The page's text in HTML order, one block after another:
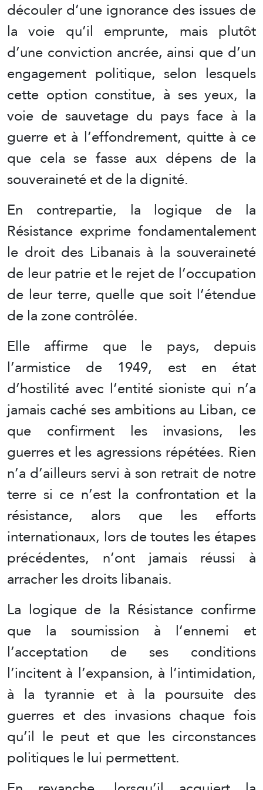
découler d’une ignorance des issues de
la voie qu’il emprunte, mais plutôt
d’une conviction ancrée, ainsi que d’un
engagement politique, selon lesquels
cette option constitue, à ses yeux, la
voie de sauvetage du pays face à la
guerre et à l’effondrement, quitte à ce
que cela se fasse aux dépens de la
souveraineté et de la dignité.
En contrepartie, la logique de la
Résistance exprime fondamentalement
le droit des Libanais à la souveraineté
de leur patrie et le rejet de l’occupation
de leur terre, quelle que soit l’étendue
de la zone contrôlée.
Elle affirme que le pays, depuis
l’armistice de 1949, est en état
d’hostilité avec l’entité sioniste qui n’a
jamais caché ses ambitions au Liban, ce
que confirment les invasions, les
guerres et les agressions répétées. Rien
n’a d’ailleurs servi à son retrait de notre
terre si ce n’est la confrontation et la
résistance, alors que les efforts
internationaux, lors de toutes les étapes
précédentes, n’ont jamais réussi à
arracher les droits libanais.
La logique de la Résistance confirme
que la soumission à l’ennemi et
l’acceptation de ses conditions
l’incitent à l’expansion, à l’intimidation,
à la tyrannie et à la poursuite des
guerres et des invasions chaque fois
qu’il le peut et que les circonstances
politiques le lui permettent.